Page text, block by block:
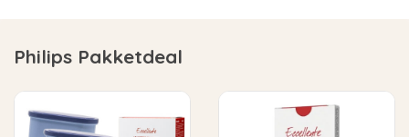
Philips Pakketdeal